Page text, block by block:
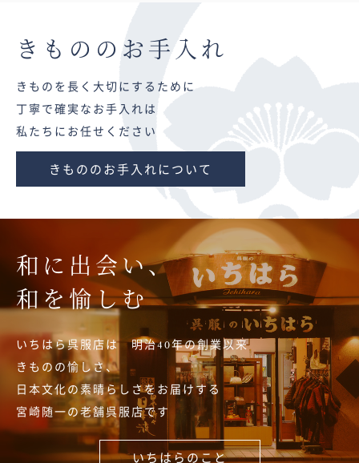
きものの お手入れ
きものを長く大切にするために
丁寧で確実なお手入れは
私たちにお任せください
きもののお手入れについて
和に出会い、
和を愉しむ
いちはら呉服店は 明治40年の創業以来
きものの愉しさ、
日本文化の素晴らしさをお届けする
宮崎随一の老舗呉服店です
いちはらのこと